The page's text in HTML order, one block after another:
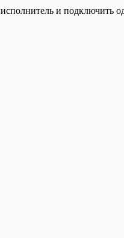
и подключить